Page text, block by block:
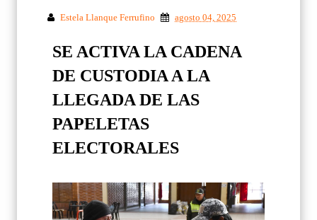
Estela Llanque Ferrufino agosto 04, 2025
SE ACTIVA LA CADENA
DE CUSTODIA A LA
LLEGADA DE LAS
PAPELETAS
ELECTORALES